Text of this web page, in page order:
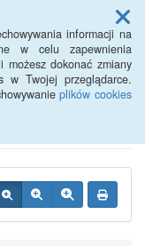
informacji na
w celu zapewnienia
możesz dokonać zmiany
w Twojej przeglądarce.
plików cookies
Menu